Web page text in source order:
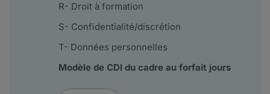
R- Droit à formation
S- Confidentialité/discrétion
T- Données personnelles
Modèle de CDI du cadre au forfait jours